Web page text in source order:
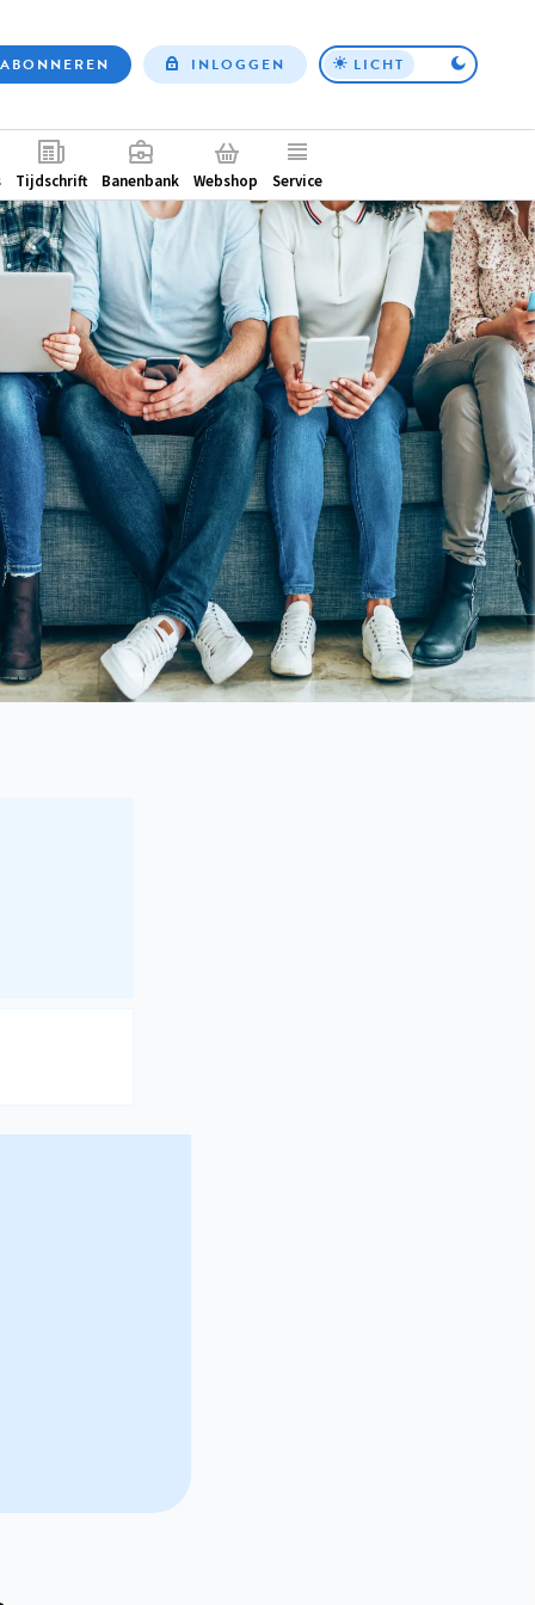
Top
ABONNEREN INLOGGEN LICHT
Tijdschrift Banenbank Webshop Service